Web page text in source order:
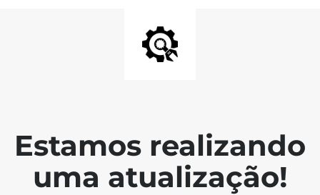
Estamos realizando
uma atualização!